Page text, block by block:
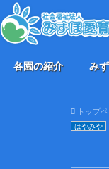
各園の紹介 み
トップ
はやみや